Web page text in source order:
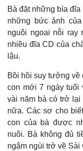
Vì cộng đồng
Bà đặt những bìa
những bức ảnh
nguôi ngoai nỗi ray
nhiều đĩa CD của
lậu.
Bồi hồi suy tưởng
con mới 7 ngày tuổi
vài năm bà có trở
nữa. Các sơ cho
con của bà được
nuôi. Bà không đủ
ngậm ngùi trở về Sài